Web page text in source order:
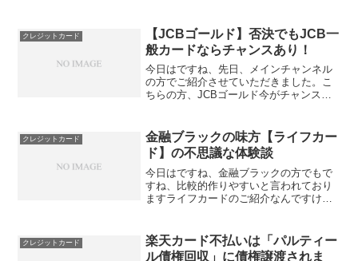
でも神カードという風に言われていると
いう形でね、ご紹介させ...
クレジットカード
【JCBゴールド】否決でもJCB一
般カードならチャンスあり！
今日はですね、先日、メインチャンネル
の方でご紹介させていただきました。こ
ちらの方、JCBゴールド今がチャンス、
内容を簡単に言いますと、今、JCBゴー
ルドカードは非常にね...
クレジットカード
金融ブラックの味方【ライフカー
ド】の不思議な体験談
今日はですね、金融ブラックの方でもで
すね、比較的作りやすいと言われており
ますライフカードのご紹介なんですけど
うことをお聞きしましたんで、そちらの
方をご紹介したいと思います...
クレジットカード
楽天カード不払いは「パルティー
ル債権回収」に債権譲渡されま